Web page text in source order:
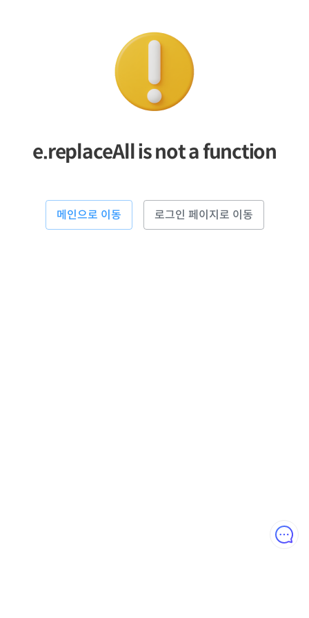
e.replaceAll is not a function
메인으로 이동 로그인 페이지로 이동